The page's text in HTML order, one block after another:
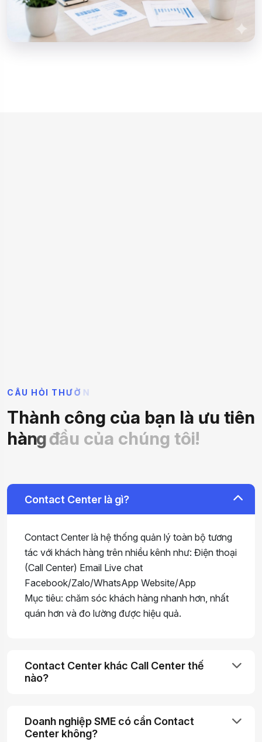
C ÂU HỎI T HƯỜ N
Thành công của bạn là ưu tiên
hàngđầu của chúng tôi!
Contact Center là gì?
Contact Center là hệ thống quản lý toàn bộ tương
tác với khách hàng trên nhiều kênh như: Điện thoại
(Call Center) Email Live chat
Facebook/Zalo/WhatsApp Website/App
Mục tiêu: chăm sóc khách hàng nhanh hơn, nhất
quán hơn và đo lường được hiệu quả.
Contact Center khác Call Center thế
nào?
Doanh nghiệp SME có cần Contact
Center không?